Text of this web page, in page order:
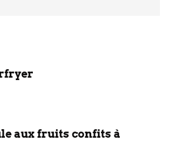
aux fruits confits à